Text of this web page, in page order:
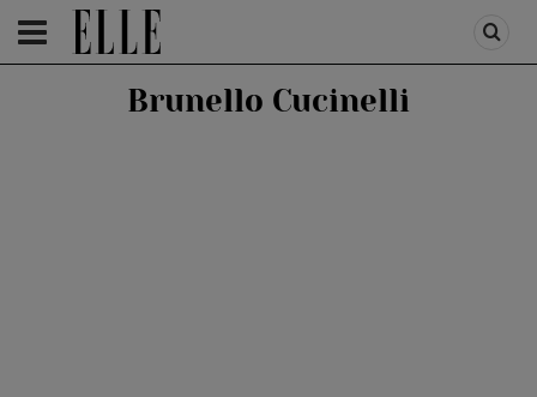
HOMEPAGE /FASHION
Brunello Cucinelli